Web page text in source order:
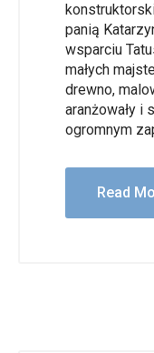
panią
wsparciu
małych
drewno,
aranżowały i
ogromnym
Read